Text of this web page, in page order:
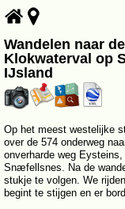
Wandelen naar
Klokwaterval op
IJsland
Op het meest westelijke
over de 574 onderweg
onverharde weg
Snæfellsnes. Na de
stukje te volgen. We
begint te stijgen en er